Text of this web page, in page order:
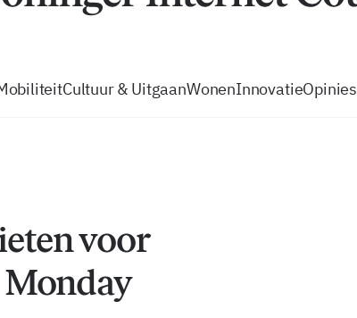
Cultuur & UitgaanWonenInnovatieOpinies
voor